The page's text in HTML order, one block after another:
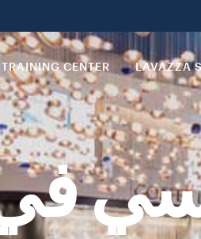
LAVAZZA
TRAINING CENTER
في